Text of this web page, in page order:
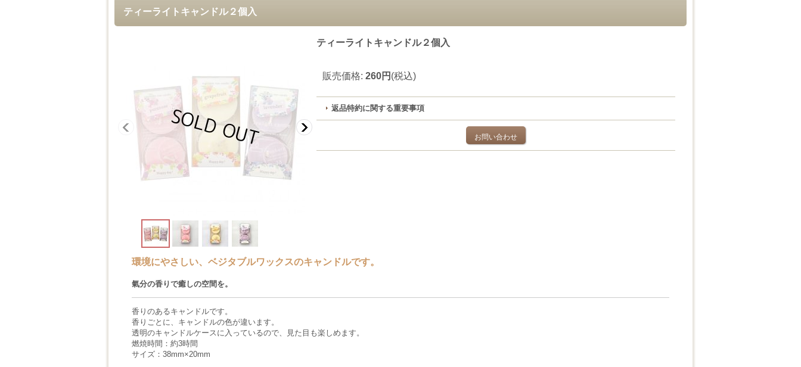
ティーライトキャンドル２個入
ティーライトキャンドル２個入
販売価格: 260円 (税込)
返品特約に関する重要事項
お問い合わせ
環境にやさしい、ベジタブルワックスのキャンドルです。
氣分の香りで癒しの空間を。
香りのあるキャンドルです。
香りごとに、キャンドルの色が違います。
透明のキャンドルケースに入っているので、見た目も楽しめます。
燃焼時間：約3時間
サイズ：38mm×20mm